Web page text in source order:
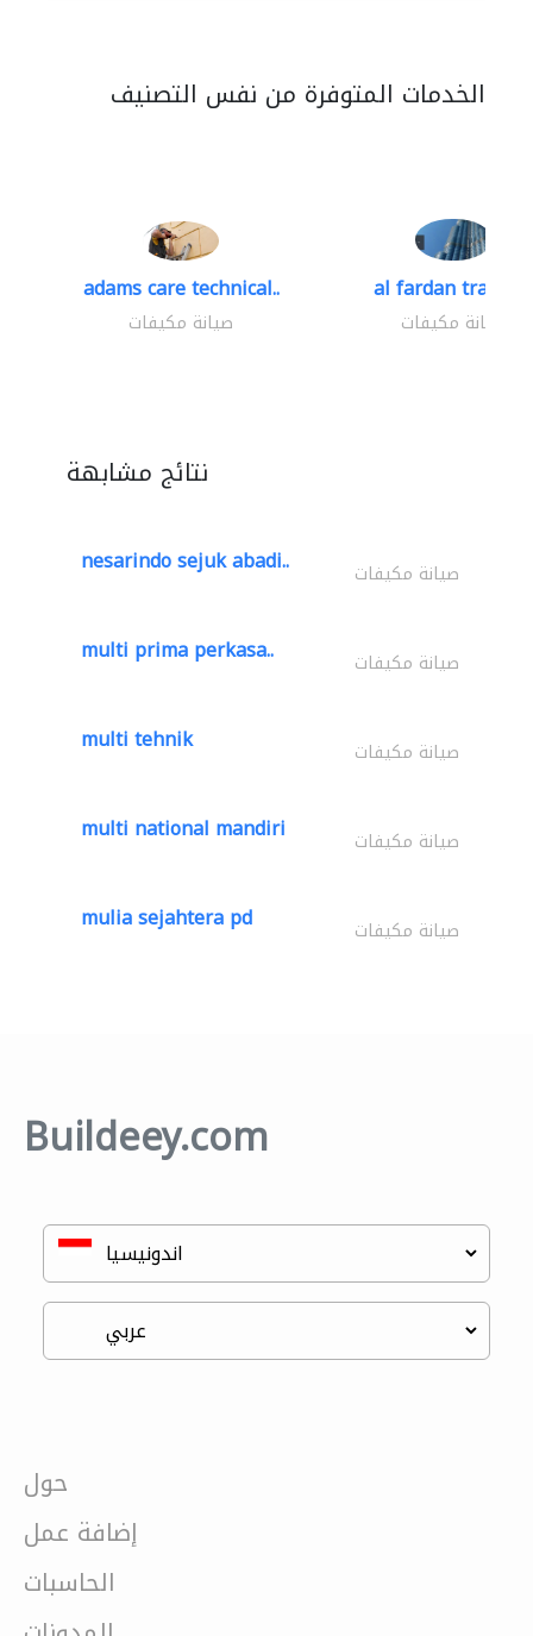
الخدمات المتوفرة من نفس التصنيف
adams care technical..
صيانة مكيفات
al fardan trading..
صيانة مكيفات
نتائج مشابهة
nesarindo sejuk abadi.. صيانة مكيفات
multi prima perkasa.. صيانة مكيفات
multi tehnik صيانة مكيفات
multi national mandiri صيانة مكيفات
mulia sejahtera pd صيانة مكيفات
Buildeey.com
حول
إضافة عمل
الحاسبات